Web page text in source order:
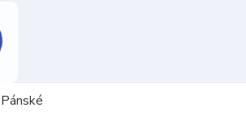
Pánské